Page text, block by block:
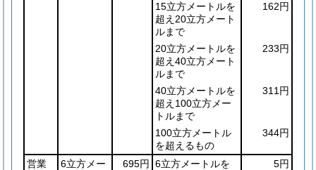
15立方メートルを
超え20立方メート
ルまで
162円
20立方メートルを
超え40立方メート
ルまで
233円
40立方メートルを
超え100立方メー
トルまで
311円
100立方メートル
を超えるもの
344円
営業
6立方メー
695円
6立方メートルを
5円